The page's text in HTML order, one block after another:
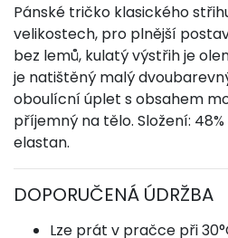
Pánské tričko klasického
velikostech, pro plnější
bez lemů, kulatý výstřih je
je natištěný malý
oboulícní úplet s obsahem
příjemný na tělo. Složení:
elastan.
DOPORUČENÁ ÚDRŽBA
Lze prát v pračce při